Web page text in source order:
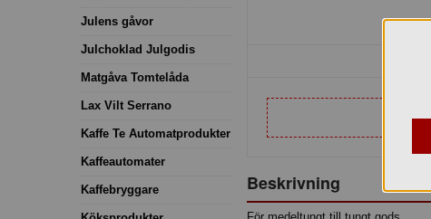
Julens gåvor
Julchoklad Julgodis
Matgåva Tomtelåda
Lax Vilt Serrano
Kaffe Te Automatprodukter
Kaffeautomater
Kaffebryggare Beskrivning